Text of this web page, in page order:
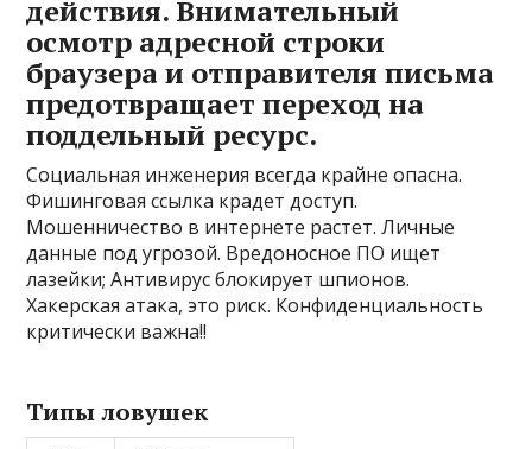
действия. Внимательный
осмотр адресной строки
браузера и отправителя письма
предотвращает переход на
поддельный ресурс.
Социальная инженерия всегда крайне опасна.
Фишинговая ссылка крадет доступ.
Мошенничество в интернете растет. Личные
данные под угрозой. Вредоносное ПО ищет
лазейки; Антивирус блокирует шпионов.
Хакерская атака, это риск. Конфиденциальность
критически важна!!
Типы ловушек